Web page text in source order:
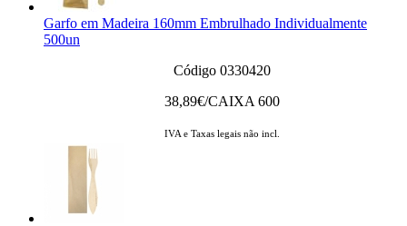
Garfo em Madeira 160mm Embrulhado Individualmente
500un
Código 0330420
38,89€/CAIXA 600
IVA e Taxas legais não incl.